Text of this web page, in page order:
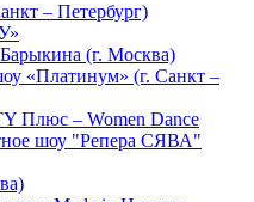
– Петербург)
(г. Москва)
«Платинум» (г. Санкт –
Плюс – Women Dance
шоу "Репера СЯВА"